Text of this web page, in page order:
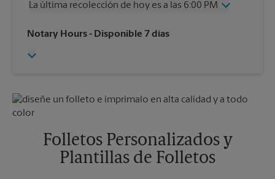
Viernes
4:15 PM
Domingo
Sin Recolección
La última recolección de hoy es a las 6:00 PM
Miércoles
6:00 PM
Viernes
Lunes
6:00 PM
Martes
Notary Hours- Disponible 7 días
Folletos Personalizados y
Plantillas de Folletos